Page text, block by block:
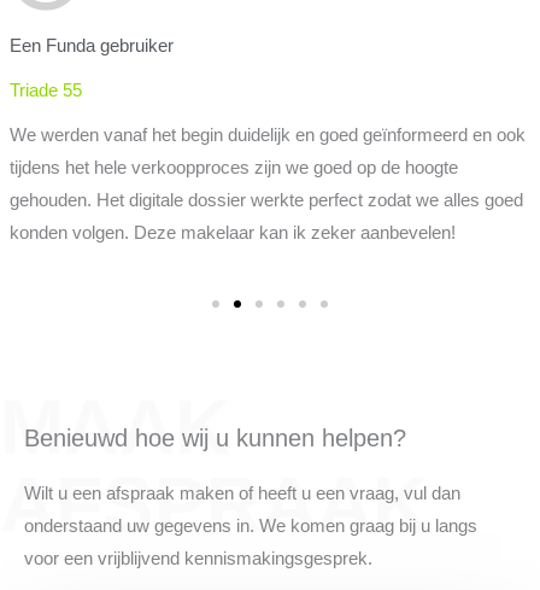
Een Funda gebruiker
Triade 55
We werden vanaf het begin duidelijk en goed geïnformeerd en ook
tijdens het hele verkoopproces zijn we goed op de hoogte
gehouden. Het digitale dossier werkte perfect zodat we alles goed
konden volgen. Deze makelaar kan ik zeker aanbevelen!
MAAK
AFSPRAAK
Benieuwd hoe wij u kunnen helpen?
Wilt u een afspraak maken of heeft u een vraag, vul dan
onderstaand uw gegevens in. We komen graag bij u langs
voor een vrijblijvend kennismakingsgesprek.